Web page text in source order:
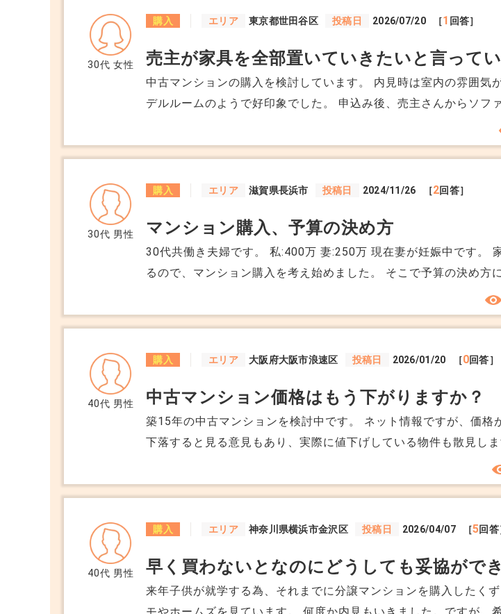
30代 女性
購入 エリア 東京都世田谷区 投稿日 2026/07/20 ［1 回答］
売主が家具を全部置いていきたいと言って
中古マンションの購入を検討しています。 内見時は室内の雰囲気
デルルームのようで好印象でした。 申込み後、売主さんからソファやダイニ
ングテーブルなどの家具を置いていきたいと言われました。 最初
いと思ったのですが、私たちの家具もあり、好みも違うため正直
前に残す物と撤去する物を細かく決めておくべきでしょうか。 引
30代 男性
購入 エリア 滋賀県長浜市 投稿日 2024/11/26 ［2回答］
マンション購入、予算の決め方
30代共働き夫婦です。 私:400万 妻:250万 現在妻が妊娠中です。
るので、マンション購入を考え始めました。 そこで予算の決め方
予定日1か月前まで働き、産休・育休を取り、復職もする予定でい
予算を決めているのでしょうか。
40代 男性
購入 エリア 大阪府大阪市浪速区 投稿日 2026/01/20 ［0回答］
中古マンション価格はもう下がりますか？
築15年の中古マンションを検討中です。 ネット情報ですが、価格
下落すると見る意見もあり、実際に値下げしている物件も散見しま
部では依然として価格が高止まりしているので、判断に迷ってい
が下がった後に買うべきか、金利が上がる前に動いた方が良いの
40代 男性
購入 エリア 神奈川県横浜市金沢区 投稿日 2026/04/07 ［5回答
早く買わないとなのにどうしても妥協がで
来年子供が就学する為、それまでに分譲マンションを購入したく